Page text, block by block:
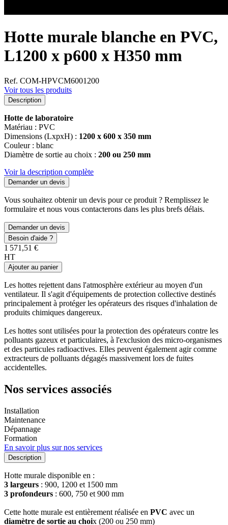
Hotte murale blanche en PVC,
L1200 x p600 x H350 mm
Ref. COM-HPVCM6001200
Voir tous les produits
Description
Hotte de laboratoire
Matériau : PVC
Dimensions (LxpxH) : 1200 x 600 x 350 mm
Couleur : blanc
Diamètre de sortie au choix : 200 ou 250 mm
Voir la description complète
Demander un devis
Vous souhaitez obtenir un devis pour ce produit ? Remplissez le
formulaire et nous vous contacterons dans les plus brefs délais.
Demander un devis
Besoin d'aide ?
1 571,51 €
HT
Ajouter au panier
Les hottes rejettent dans l'atmosphère extérieur au moyen d'un
ventilateur. Il s'agit d'équipements de protection collective destinés
principalement à protéger les opérateurs des risques d'inhalation de
produits chimiques dangereux.
Les hottes sont utilisées pour la protection des opérateurs contre les
polluants gazeux et particulaires, à l'exclusion des micro-organismes
et des particules radioactives. Elles peuvent également agir comme
extracteurs de polluants dégagés massivement lors de fuites
accidentelles.
Nos services associés
Installation
Maintenance
Dépannage
Formation
En savoir plus sur nos services
Description
Hotte murale disponible en :
3 largeurs : 900, 1200 et 1500 mm
3 profondeurs : 600, 750 et 900 mm
Cette hotte murale est entièrement réalisée en PVC avec un
diamètre de sortie au choix (200 ou 250 mm)